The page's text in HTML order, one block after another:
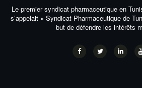
Le premier syndicat pharmaceutique en
s’appelait « Syndicat Pharmaceutique de
but de défendre les intérêts